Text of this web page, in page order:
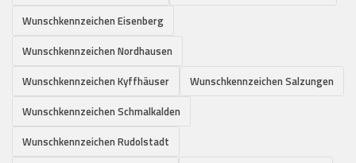
Wunschkennzeichen Eisenberg
Wunschkennzeichen Nordhausen
Wunschkennzeichen Kyffhäuser
Wunschkennzeichen Salzungen
Wunschkennzeichen Schmalkalden
Wunschkennzeichen Rudolstadt